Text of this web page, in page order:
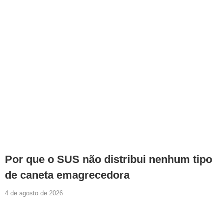
Por que o SUS não distribui nenhum tipo
de caneta emagrecedora
4 de agosto de 2026